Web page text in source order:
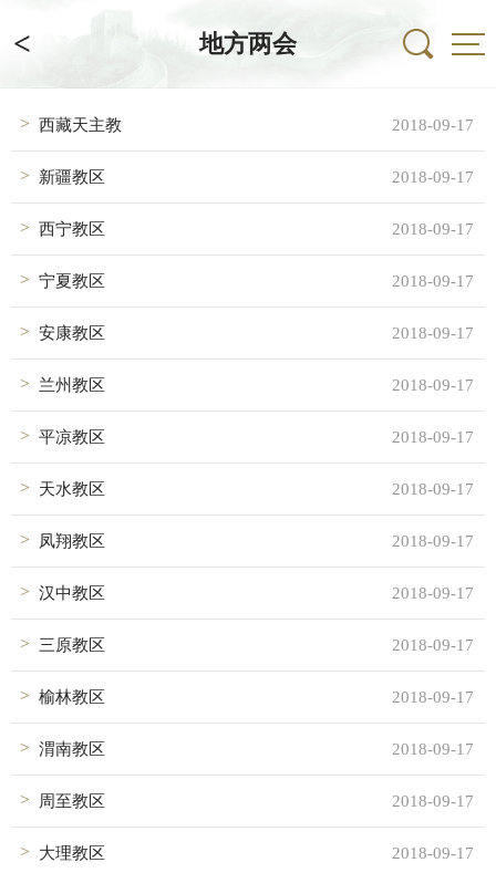
< 地方两会
2018-09-17
西藏天主教
2018-09-17
新疆教区
2018-09-17
西宁教区
2018-09-17
宁夏教区
2018-09-17
安康教区
2018-09-17
兰州教区
2018-09-17
平凉教区
2018-09-17
天水教区
2018-09-17
凤翔教区
2018-09-17
汉中教区
2018-09-17
三原教区
2018-09-17
榆林教区
2018-09-17
渭南教区
2018-09-17
周至教区
2018-09-17
大理教区